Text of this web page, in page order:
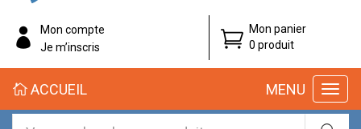
éco-
parapharmacie.fr
éco-
parapharmacie.fr
Mon compte
Je m’inscris
Mon panier
0 produit
MENU
ACCUEIL